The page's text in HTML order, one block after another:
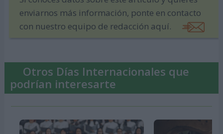
enviarnos más información, ponte en contacto
con nuestro equipo de redacción aquí.
Otros Días Internacionales que
podrían interesarte